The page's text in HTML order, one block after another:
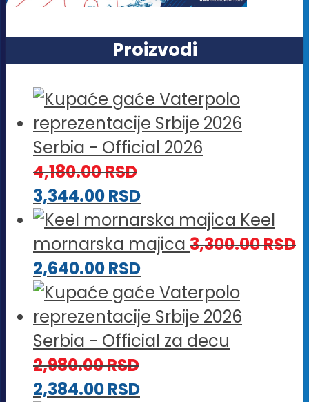
Proizvodi
Serbia - Official 2026
4,180.00RSD
3,344.00RSD
Keel
mornarska majica 3,300.00RSD
2,640.00RSD
Serbia - Official za decu
2,980.00RSD
2,384.00RSD